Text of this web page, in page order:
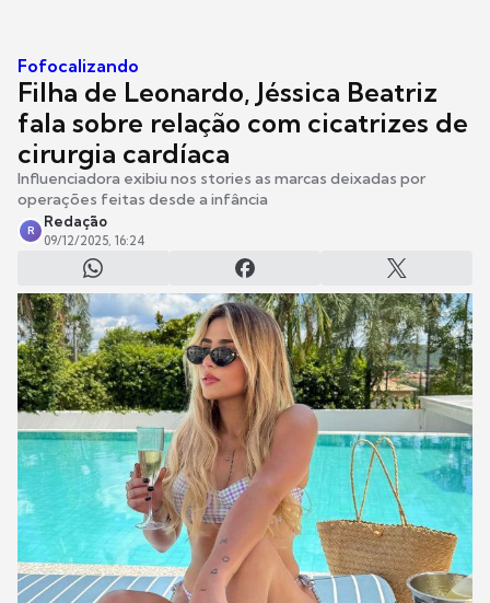
Fofocalizando
Filha de Leonardo, Jéssica Beatriz
fala sobre relação com cicatrizes de
cirurgia cardíaca
Influenciadora exibiu nos stories as marcas deixadas por
operações feitas desde a infância
R
Redação
09/12/2025, 16:24